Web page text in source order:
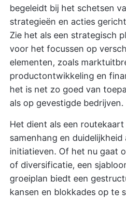
begeleidt bij het schetsen
strategieën en acties
Zie het als een strategisch
voor het focussen op
elementen, zoals
productontwikkeling en
het is net zo goed van
als op gevestigde bedrijven.
Het dient als een
samenhang en duidelijkheid
initiatieven. Of het nu gaat
of diversificatie, een
groeiplan biedt een
kansen en blokkades op te